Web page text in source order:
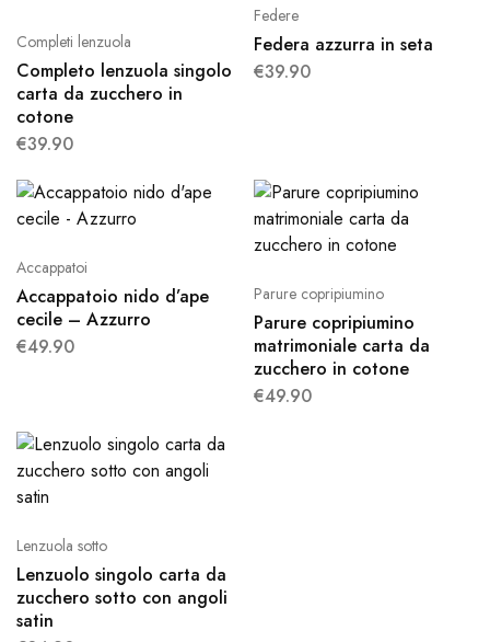
Completi lenzuola
Completo lenzuola singolo
carta da zucchero in
cotone
€39.90
Federe
Federa azzurra in seta
€39.90
Accappatoi
Accappatoio nido d’ape
cecile – Azzurro
€49.90
Parure copripiumino
Parure copripiumino
matrimoniale carta da
zucchero in cotone
€49.90
Lenzuola sotto
Lenzuolo singolo carta da
zucchero sotto con angoli
satin